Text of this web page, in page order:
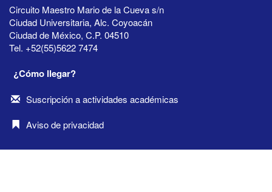
Circuito Maestro Mario de la Cueva s/n
Ciudad Universitaria, Alc. Coyoacán
Ciudad de México, C.P. 04510
Tel. +52(55)5622 7474
¿Cómo llegar?
Suscripción a actividades académicas
Aviso de privacidad